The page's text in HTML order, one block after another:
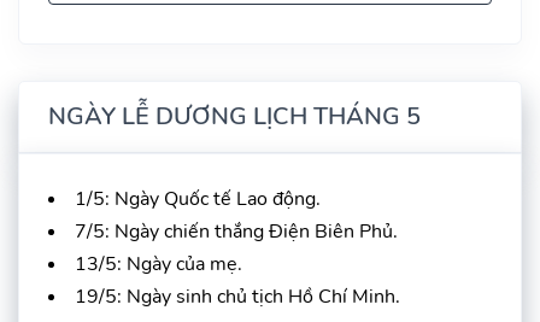
NGÀY LỄ DƯƠNG LỊCH THÁNG 5
1/5: Ngày Quốc tế Lao động.
7/5: Ngày chiến thắng Điện Biên Phủ.
13/5: Ngày của mẹ.
19/5: Ngày sinh chủ tịch Hồ Chí Minh.